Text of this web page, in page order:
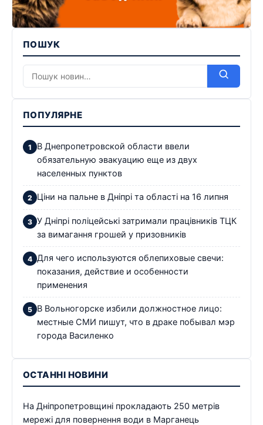
ПОШУК
ПОПУЛЯРНЕ
В Днепропетровской области ввели
обязательную эвакуацию еще из двух
населенных пунктов
Ціни на пальне в Дніпрі та області на 16 липня
У Дніпрі поліцейські затримали працівників ТЦК
за вимагання грошей у призовників
Для чего используются облепиховые свечи:
показания, действие и особенности
применения
В Вольногорске избили должностное лицо:
местные СМИ пишут, что в драке побывал мэр
города Василенко
ОСТАННІ НОВИНИ
На Дніпропетровщині прокладають 250 метрів
мережі для повернення води в Марганець